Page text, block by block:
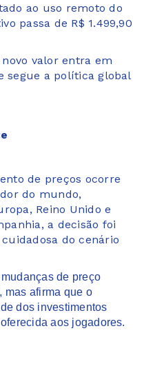
ao uso remoto do
passa de R$ 1.499,90
valor entra em
segue a política global
de preços ocorre
do mundo,
Reino Unido e
a decisão foi
do cenário
de preço
mas afirma que o
dos investimentos
aos jogadores.